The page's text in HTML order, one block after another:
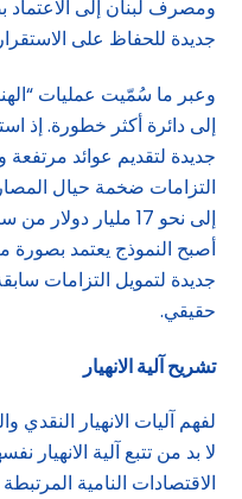
ومصرف لبنان إلى الاعتماد
جديدة للحفاظ على
وعبر ما سُمّيت عمليات
إلى دائرة أكثر خطورة. إذ
جديدة لتقديم عوائد
إلى نحو 17 مليار
أصبح النموذج يعتمد بصورة
جديدة لتمويل التزامات
حقيقي.
تشريح آلية الانهيار
لا بد من تتبع آلية الانهيار
الاقتصادات النامية المرتبطة